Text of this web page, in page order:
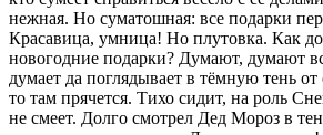
нежная. Но суматошная: все подарки
Красавица, умница! Но плутовка. Как
новогодние подарки? Думают, думают
думает да поглядывает в тёмную тень
то там прячется. Тихо сидит, на роль
не смеет. Долго смотрел Дед Мороз в